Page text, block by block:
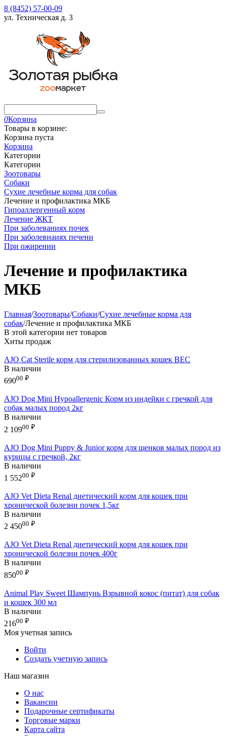
8 (8452) 57-00-09
ул. Техническая д. 3
0Корзина
Товары в корзине:
Корзина пуста
Корзина
Категории
Категории
Зоотовары
Собаки
Сухие лечебные корма для собак
Лечение и профилактика МКБ
Гипоаллергенный корм
Лечение ЖКТ
При заболеваниях почек
При заболевнаиях печени
При ожирении
Лечение и профилактика
МКБ
Главная/Зоотовары/Собаки/Сухие лечебные корма для
собак/Лечение и профилактика МКБ
В этой категории нет товаров
Хиты продаж
AJO Cat Sterile корм для стерилизованных кошек ВЕС
В наличии
69000 ₽
AJO Dog Mini Hypoallergenic Корм из индейки с гречкой для
собак малых пород 2кг
В наличии
2 10900 ₽
AJO Dog Mini Puppy & Junior корм для щенков малых пород из
курицы с гречкой, 2кг
В наличии
1 55200 ₽
AJO Vet Dieta Renal диетический корм для кошек при
хронической болезни почек 1,5кг
В наличии
2 45000 ₽
AJO Vet Dieta Renal диетический корм для кошек при
хронической болезни почек 400г
В наличии
85000 ₽
Animal Play Sweet Шампунь Взрывной кокос (питат) для собак
и кошек 300 мл
В наличии
21600 ₽
Моя учетная запись
Войти
Создать учетную запись
Наш магазин
О нас
Вакансии
Подарочные сертификаты
Торговые марки
Карта сайта